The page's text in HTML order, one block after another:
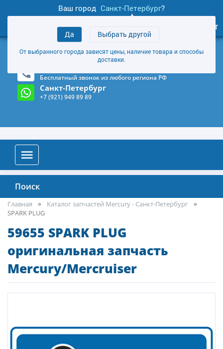
Ваш город Санкт-Петербург?
Да Выбрать другой
От выбранного города зависят цены, наличие товара и способы
доставки.
товаров
Личный кабинет
+7 (921) 949 89 89
Магазин и склад в Санкт-Петербурге (Карта)
Бесплатный звонок из любого региона РФ
Санкт-Петербург
+7 (921) 949 89 89
Поиск
Главная
Каталог запчастей Mercury - Санкт-Петербург
SPARK PLUG
59655 SPARK PLUG
оригинальная запчасть
Mercury/Mercruiser